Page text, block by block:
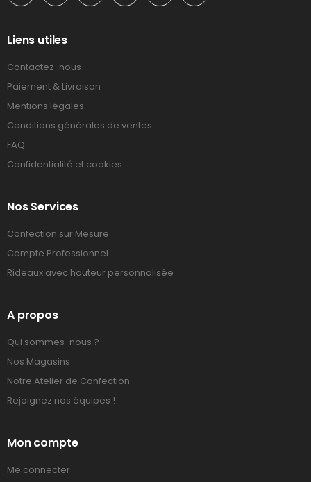
Liens utiles
Contactez-nous
Paiement & Livraison
Mentions légales
Conditions générales de ventes
FAQ
Confidentialité et cookies
Nos Services
Confection sur Mesure
Compte Professionnel
Rideaux avec hauteur personnalisée
A propos
Qui sommes-nous ?
Nos Magasins
Notre Atelier de Confection
Rejoignez nos équipes !
Mon compte
Me connecter